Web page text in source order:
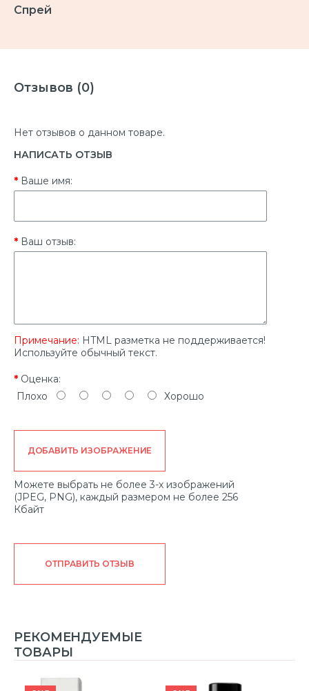
Спрей
Отзывов (0)
Нет отзывов о данном товаре.
НАПИСАТЬ ОТЗЫВ
Ваше имя:
Ваш отзыв:
Примечание: HTML разметка не поддерживается!
Используйте обычный текст.
Оценка:
Плохо
Хорошо
ДОБАВИТЬ ИЗОБРАЖЕНИЕ
Можете выбрать не более 3-х изображений
(JPEG, PNG), каждый размером не более 256
Кбайт
ОТПРАВИТЬ ОТЗЫВ
РЕКОМЕНДУЕМЫЕ
ТОВАРЫ